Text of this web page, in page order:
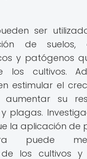
ser
de suelos,
y patógenos
cultivos.
estimular el
su
plagas.
la aplicación de
puede
los cultivos y